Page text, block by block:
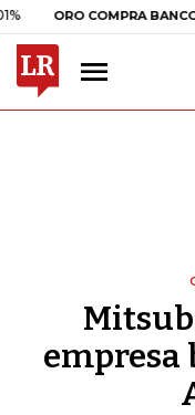
COMPRA BANCO DE LA
empresa